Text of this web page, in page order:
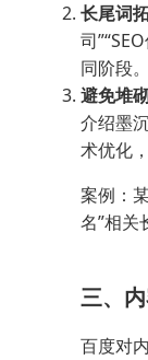
长尾词
司
同阶段。
避免堆
介绍墨
术优化，
案例：
名”相关
三、
百度对